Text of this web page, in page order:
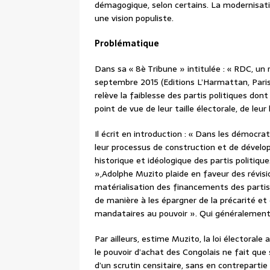
démagogique, selon certains. La
une vision populiste.
Problématique
Dans sa « 8è Tribune » intitulée : « RDC,
septembre 2015 (Editions L’Harmattan,
relève la faiblesse des partis politiques
point de vue de leur taille électorale, de
Il écrit en introduction : « Dans les
leur processus de construction et de
historique et idéologique des partis
»,Adolphe Muzito plaide en faveur des
matérialisation des financements des
de manière à les épargner de la précarité
mandataires au pouvoir ». Qui
Par ailleurs, estime Muzito, la loi électorale
le pouvoir d’achat des Congolais ne fait
d’un scrutin censitaire, sans en